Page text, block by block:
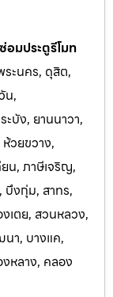
อมประตูรีโมท
ระนคร, ดุสิต,
น,
บัง, ยานนาวา,
วยขวาง,
น, ภาษีเจริญ,
งกุ่ม, สาทร,
เตย, สวนหลวง,
า, บางแค,
หลาง, คลอง